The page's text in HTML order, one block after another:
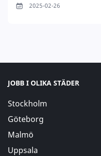
2025-02-26
JOBB I OLIKA STÄDER
Stockholm
Göteborg
Malmö
Uppsala